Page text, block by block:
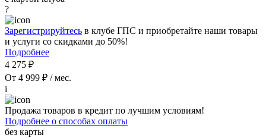
?
Зарегистрируйтесь в клубе ГПС и приобретайте наши товары
и услуги со скидками до 50%!
Подробнее
4 275 ₽
От 4 999 ₽ / мес.
i
Продажа товаров в кредит по лучшим условиям!
Подробнее о способах оплаты
без карты